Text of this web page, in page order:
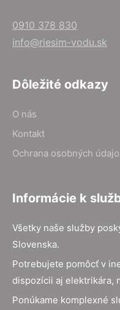
0910 378 830
info@riesim-vodu.sk
Dôležité odkazy
O nás
Kontakt
Ochrana osobných
Informácie k
Všetky naše služby
Slovenska.
Potrebujete pomôcť v
dispozícii aj elektrikára,
Ponúkame komplexné